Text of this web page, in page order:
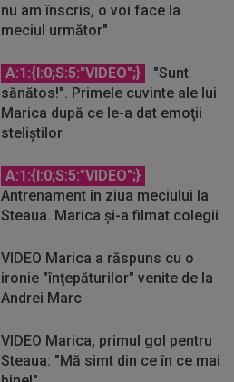
nu am înscris, o voi face la
meciul următor"
A:1:{I:0;S:5:"VIDEO";}
"Sunt
sănătos!". Primele cuvinte ale lui
Marica după ce le-a dat emoţii
steliştilor
A:1:{I:0;S:5:"VIDEO";}
Antrenament în ziua meciului la
Steaua. Marica și-a filmat colegii
VIDEO Marica a răspuns cu o
ironie "înţepăturilor" venite de la
Andrei Marc
VIDEO Marica, primul gol pentru
Steaua: "Mă simt din ce în ce mai